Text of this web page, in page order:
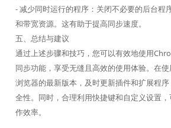
- 减少同时运行的程序：关闭不必要的后台程
和带宽资源。这有助于提高同步速度。
五、总结与建议
通过上述步骤和技巧，您可以有效地使用
同步功能，享受无缝且高效的使用体验。在
浏览器的最新版本，及时更新插件和扩展程
全性。同时，合理利用快捷键和自定义设置
作效率。